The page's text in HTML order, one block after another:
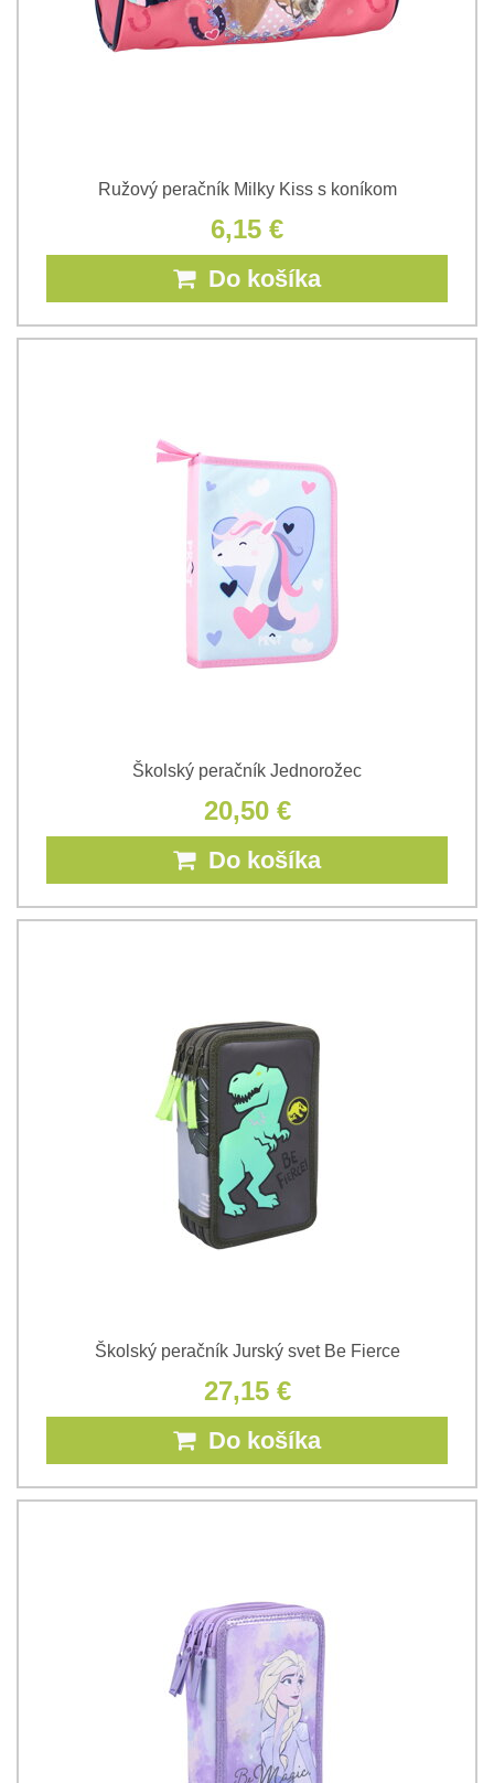
Ružový peračník Milky Kiss s koníkom
6,15 €
Do košíka
Školský peračník Jednorožec
20,50 €
Do košíka
Školský peračník Jurský svet Be Fierce
27,15 €
Do košíka